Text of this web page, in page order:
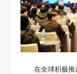
在全球积极推